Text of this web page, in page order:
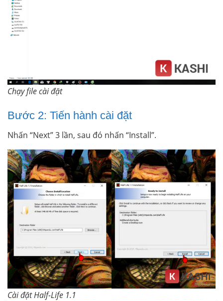
Chạy file cài đặt
Bước 2: Tiến hành cài đặt
Nhấn “Next” 3 lần, sau đó nhấn “Install”.
Cài đặt Half-Life 1.1